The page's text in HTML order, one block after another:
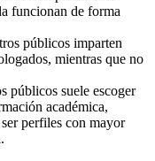
funcionan de forma
públicos imparten
mientras que no
públicos suele escoger
académica,
perfiles con mayor